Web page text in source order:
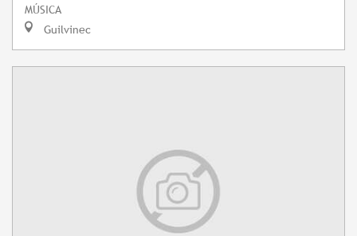
MÚSICA
Guilvinec